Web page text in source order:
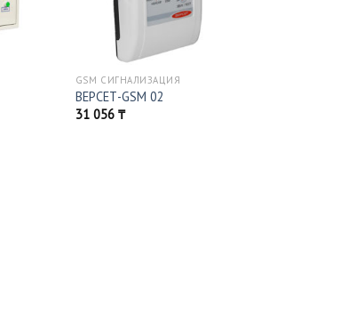
GSM СИГНАЛИЗАЦИЯ
ВЕРСЕТ-GSM 02
31 056 ₸